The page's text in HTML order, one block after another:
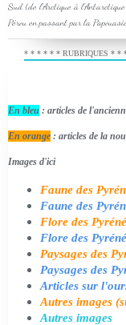
Sud (de l'Arctique à
Pérou en passant par la
* * * * * * RUBRIQUES * *
En bleu : articles de
En orange : articles de la
Images d'ici
Faune des
Faune des
Flore des
Flore des
Paysages des
Paysages des
Articles sur
Autres images
Autres images